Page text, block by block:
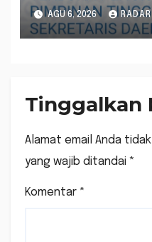
AGU 6, 2026
Tinggalkan
Alamat email Anda
yang wajib ditandai *
Komentar *